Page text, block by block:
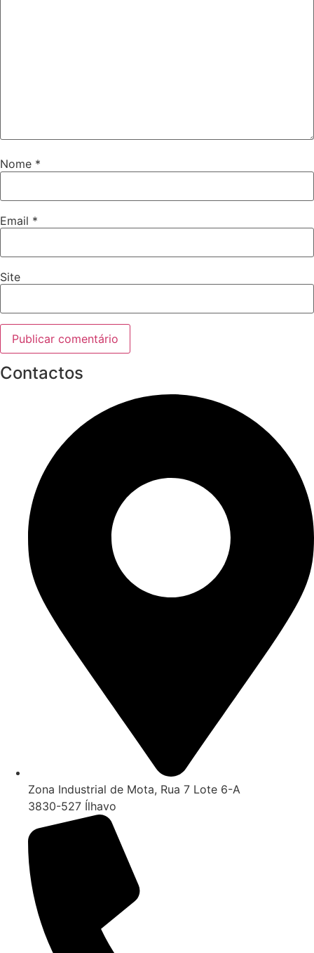
Nome *
Email *
Site
Contactos
Zona Industrial de Mota, Rua 7 Lote 6-A
3830-527 Ílhavo